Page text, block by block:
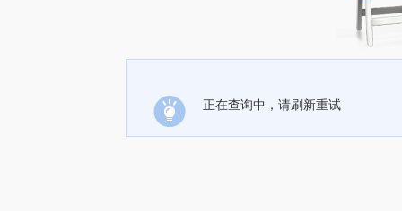
正在查询中，请刷新重试